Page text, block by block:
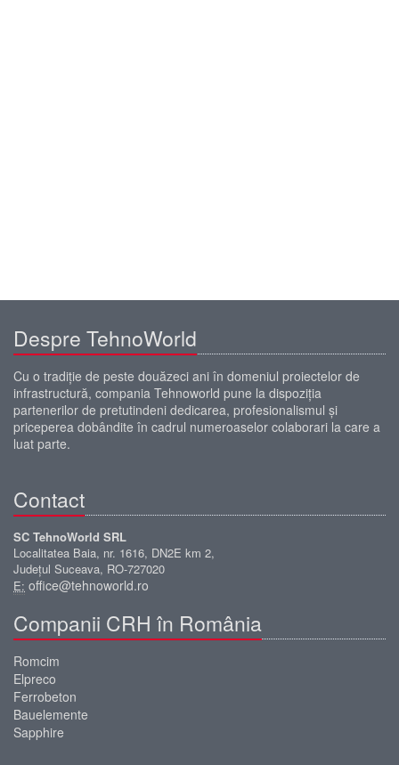
Despre TehnoWorld
Cu o tradiţie de peste douăzeci ani în domeniul proiectelor de
infrastructură, compania Tehnoworld pune la dispoziţia
partenerilor de pretutindeni dedicarea, profesionalismul şi
priceperea dobândite în cadrul numeroaselor colaborari la care a
luat parte.
Contact
SC TehnoWorld SRL
Localitatea Baia, nr. 1616, DN2E km 2,
Județul Suceava, RO-727020
E: office@tehnoworld.ro
Companii CRH în România
Romcim
Elpreco
Ferrobeton
Bauelemente
Sapphire